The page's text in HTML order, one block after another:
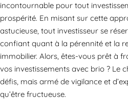
incontournable pour tout
prospérité. En misant sur cette
astucieuse, tout investisseur se
confiant quant à la pérennité et la
immobilier. Alors, êtes-vous prêt à
vos investissements avec brio ? Le
défis, mais armé de vigilance et
qu’être fructueuse.